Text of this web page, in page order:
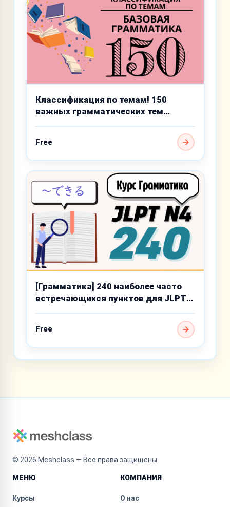
Классификация по темам! 150
важных грамматических тем
Free
[Грамматика] 240 наиболее часто
встречающихся пунктов для JLPT
N4
Free
© 2026 Meshclass — Все права защищены
МЕНЮ
Курсы
КОМПАНИЯ
О нас